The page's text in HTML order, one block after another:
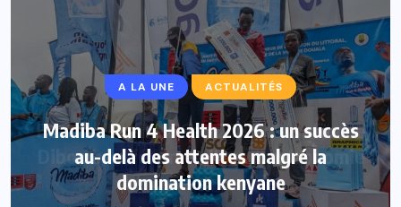
A LA UNE ACTUALITÉS
Madiba Run 4 Health 2026 : un succès
au-delà des attentes malgré la
domination kenyane